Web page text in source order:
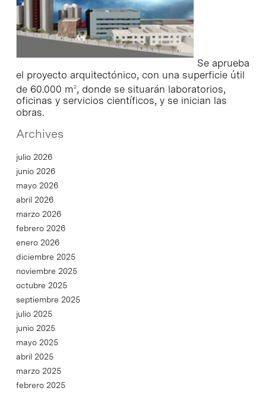
Se aprueba
el proyecto arquitectónico, con una superficie útil
de 60.000 m2, donde se situarán laboratorios,
oficinas y servicios científicos, y se inician las
obras.
Archives
julio 2026
junio 2026
mayo 2026
abril 2026
marzo 2026
febrero 2026
enero 2026
diciembre 2025
noviembre 2025
octubre 2025
septiembre 2025
julio 2025
junio 2025
mayo 2025
abril 2025
marzo 2025
febrero 2025